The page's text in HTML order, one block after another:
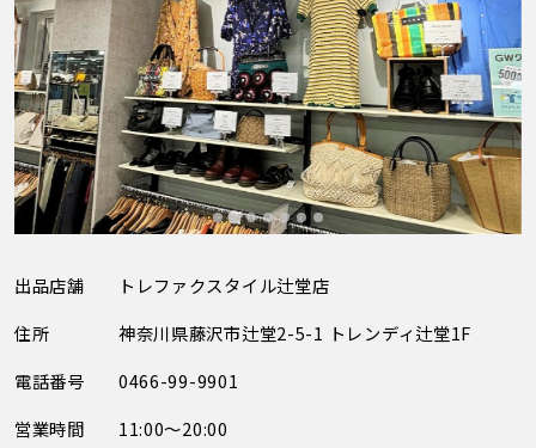
出品店舗
トレファクスタイル辻堂店
住所
神奈川県藤沢市辻堂2-5-1 トレンディ辻堂1F
電話番号
0466-99-9901
営業時間
11:00～20:00